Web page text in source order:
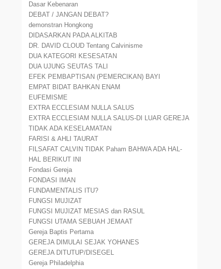
Dasar Kebenaran
DEBAT / JANGAN DEBAT?
demonstran Hongkong
DIDASARKAN PADA ALKITAB
DR. DAVID CLOUD Tentang Calvinisme
DUA KATEGORI KESESATAN
DUA UJUNG SEUTAS TALI
EFEK PEMBAPTISAN (PEMERCIKAN) BAYI
EMPAT BIDAT BAHKAN ENAM
EUFEMISME
EXTRA ECCLESIAM NULLA SALUS
EXTRA ECCLESIAM NULLA SALUS-DI LUAR GEREJA
TIDAK ADA KESELAMATAN
FARISI & AHLI TAURAT
FILSAFAT CALVIN TIDAK Paham BAHWA ADA HAL-
HAL BERIKUT INI
Fondasi Gereja
FONDASI IMAN
FUNDAMENTALIS ITU?
FUNGSI MUJIZAT
FUNGSI MUJIZAT MESIAS dan RASUL
FUNGSI UTAMA SEBUAH JEMAAT
Gereja Baptis Pertama
GEREJA DIMULAI SEJAK YOHANES
GEREJA DITUTUP/DISEGEL
Gereja Philadelphia